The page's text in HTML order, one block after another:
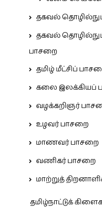
தகவல்
தகவல்
பாசறை
தமிழ் மீட்சிப்
கலை இலக்கியப்
வழக்கறிஞர்
உழவர் பாசறை
மாணவர் பாசறை
வணிகர் பாசறை
மாற்றுத்
தமிழ்நாட்டுக்